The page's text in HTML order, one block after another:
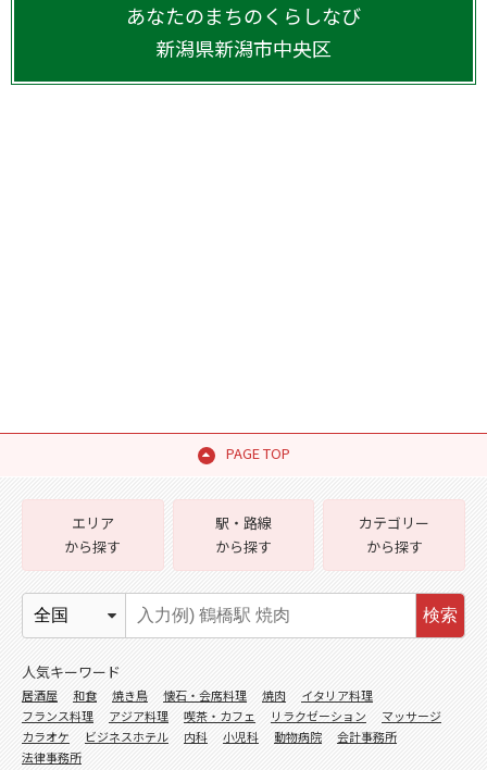
あなたのまちのくらしなび
新潟県新潟市中央区
PAGE TOP
エリア
から探す
駅・路線
から探す
カテゴリー
から探す
検索
人気キーワード
居酒屋 和食 焼き鳥 懐石・会席料理 焼肉
イタリア料理
フランス料理
アジア料理 喫茶・カフェ リラクゼーション
マッサージ
カラオケ
ビジネスホテル 内科 小児科 動物病院
会計事務所
法律事務所